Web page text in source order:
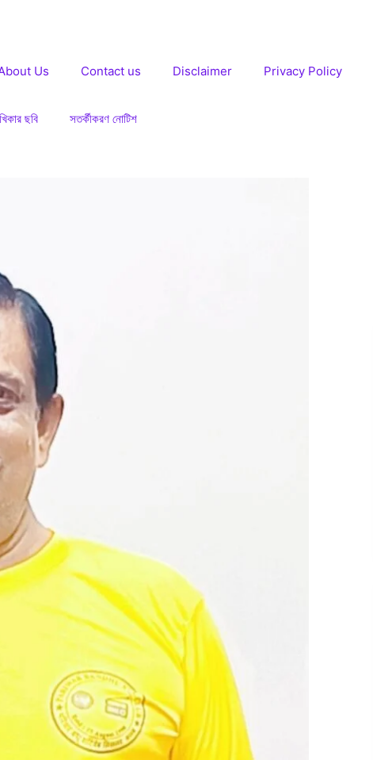
Us Contact us Disclaimer Privacy Policy
ছবি সতর্কীকরণ নোটিশ